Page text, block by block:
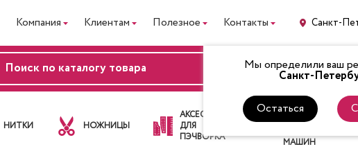
Компания Клиентам Полезное Контакты Санкт-
Мы определили ваш
Санкт-
Остаться
ВХОД
НИТКИ НОЖНИЦЫ
АКСЕССУАРЫ
ДЛЯ
ПЭЧВОРКА
ЛАПКИ
ДЛЯ
МАШИН